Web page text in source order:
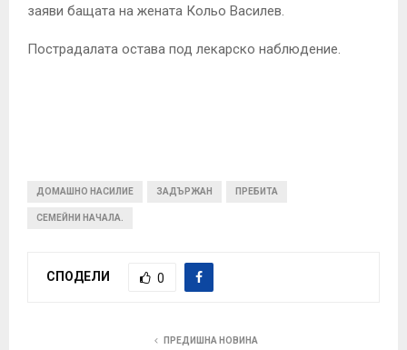
заяви бащата на жената Кольо Василев.
Пострадалата остава под лекарско наблюдение.
ДОМАШНО НАСИЛИЕ ЗАДЪРЖАН ПРЕБИТА
СЕМЕЙНИ НАЧАЛА.
СПОДЕЛИ 0
ПРЕДИШНА НОВИНА